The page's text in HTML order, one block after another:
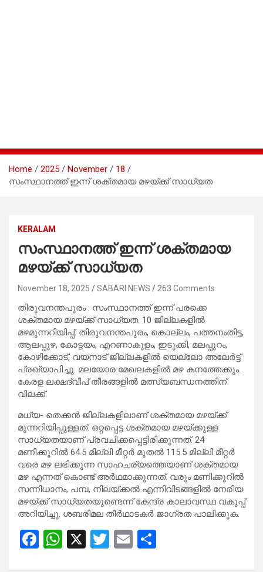
Home 2025 November
18
സംസ്ഥാനത്ത് ഇന്ന് ശക്തമായ മഴയ്ക്ക് സാധ്യത
KERALAM
സംസ്ഥാനത്ത് ഇന്ന് ശക്തമായ
മഴയ്ക്ക് സാധ്യത
November 18, 2025 SABARI NEWS 263 Comments
തിരുവനന്തപുരം : സംസ്ഥാനത്ത് ഇന്ന് പരക്കെ
ശക്തമായ മഴയ്ക്ക് സാധ്യത. 10 ജില്ലകളിൽ
മഴമുന്നറിയിപ്പ്. തിരുവനന്തപുരം, കൊല്ലം, പത്തനംതിട്ട,
ആലപ്പുഴ, കോട്ടയം, എറണാകുളം, ഇടുക്കി, മലപ്പുറം,
കോഴിക്കോട്, വയനാട് ജില്ലകളിൽ യെല്ലോ അലേർട്ട്
പ്രഖ്യാപിച്ചു. മലയോര മേഖലകളിൽ മഴ കനത്തേക്കും.
കേരള ലക്ഷദ്വീപ് തീരങ്ങളിൽ മത്സ്യബന്ധനത്തിന്
വിലക്ക്.
മധ്യ- തെക്കൻ ജില്ലകളിലാണ് ശക്തമായ മഴയ്ക്ക്
മുന്നറിയിപ്പുള്ളത്. ഒറ്റപ്പെട്ട ശക്തമായ മഴയ്ക്കുള്ള
സാധ്യതയാണ് പ്രവചിക്കപ്പെട്ടിരിക്കുന്നത്. 24
മണിക്കൂറിൽ 64.5 മില്ലി മീറ്റർ മുതൽ 115.5 മില്ലി മീറ്റർ
വരെ മഴ ലഭിക്കുന്ന സാഹചര്യത്തെയാണ് ശക്തമായ
മഴ എന്നത് കൊണ്ട് അർഥമാക്കുന്നത്. വരും മണിക്കൂറിൽ
സന്നിധാനം, പമ്പ, നിലയ്ക്കൽ എന്നിവിടങ്ങളിൽ നേരിയ
മഴയ്ക്ക് സാധ്യതയുണ്ടെന്ന് കേന്ദ്ര കാലാവസ്ഥ വകുപ്പ്
അറിയിച്ചു. ശബരിമല തീർഥാടകർ ജാ​ഗ്രത പാലിക്കുക.
F
W X
T
E